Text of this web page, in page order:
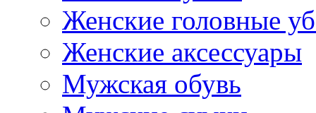
Женские головные
Женские аксессуары
Мужская обувь